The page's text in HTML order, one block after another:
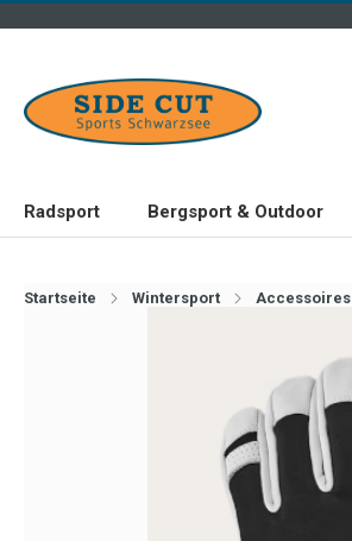
Radsport Bergsport & Outdoor
Startseite Wintersport Accessoires